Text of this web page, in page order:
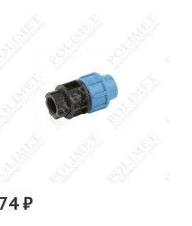
74 ₽